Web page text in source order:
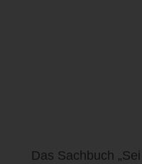
Das Sachbuch